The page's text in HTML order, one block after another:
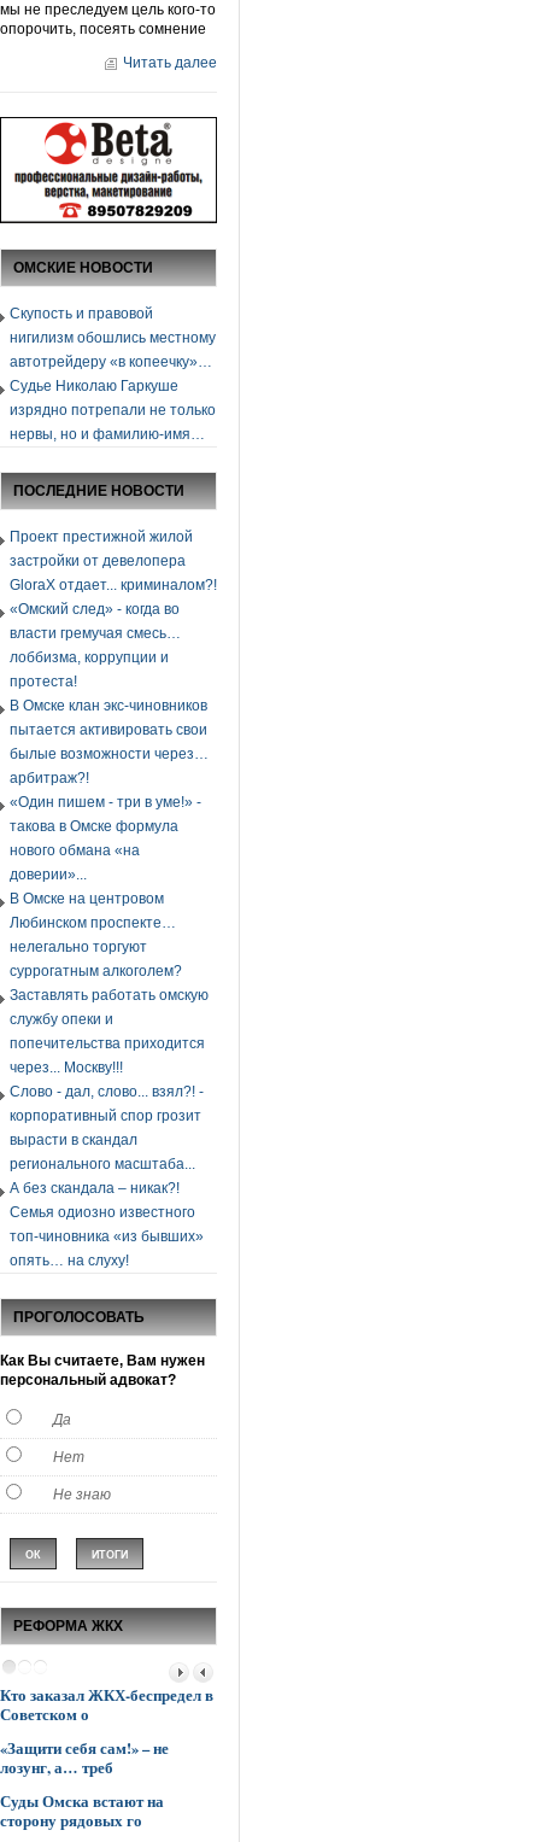
мы не преследуем цель кого-то
опорочить, посеять сомнение
Читать далее
ОМСКИЕ НОВОСТИ
Скупость и правовой
нигилизм обошлись местному
автотрейдеру «в копеечку»…
Судье Николаю Гаркуше
изрядно потрепали не только
нервы, но и фамилию-имя…
ПОСЛЕДНИЕ НОВОСТИ
Проект престижной жилой
застройки от девелопера
GloraХ отдает... криминалом?!
«Омский след» - когда во
власти гремучая смесь…
лоббизма, коррупции и
протеста!
В Омске клан экс-чиновников
пытается активировать свои
былые возможности через…
арбитраж?!
«Один пишем - три в уме!» -
такова в Омске формула
нового обмана «на
доверии»...
В Омске на центровом
Любинском проспекте…
нелегально торгуют
суррогатным алкоголем?
Заставлять работать омскую
службу опеки и
попечительства приходится
через... Москву!!!
Слово - дал, слово... взял?! -
корпоративный спор грозит
вырасти в скандал
регионального масштаба...
А без скандала – никак?!
Семья одиозно известного
топ-чиновника «из бывших»
опять… на слуху!
ПРОГОЛОСОВАТЬ
Как Вы считаете, Вам нужен
персональный адвокат?
Да
Нет
Не знаю
РЕФОРМА ЖКХ
Кто заказал ЖКХ-беспредел в
Советском о
«Защити себя сам!» – не
лозунг, а… треб
Суды Омска встают на
сторону рядовых го